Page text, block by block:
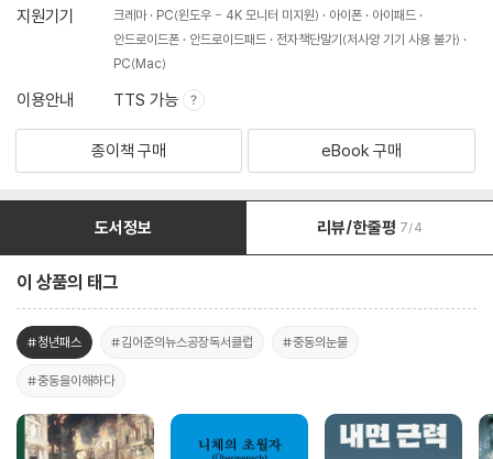
지원기기
크레마 PC(윈도우 - 4K 모니터 미지원) 아이폰
아이패드
안드로이드폰
안드로이드패드
전자책단말기(저사양 기기 사용 불가)
PC(Mac)
이용안내 TTS 가능
종이책 구매 eBook 구매
도서정보 리뷰/한줄평 7/4
이 상품의 태그
#청년패스 #김어준의뉴스공장독서클럽 #중동의눈물
#중동을이해하다